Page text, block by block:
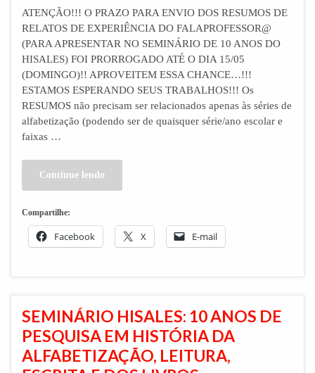
ATENÇÃO!!! O PRAZO PARA ENVIO DOS RESUMOS DE
RELATOS DE EXPERIÊNCIA DO FALAPROFESSOR@
(PARA APRESENTAR NO SEMINÁRIO DE 10 ANOS DO
HISALES) FOI PRORROGADO ATÉ O DIA 15/05
(DOMINGO)!! APROVEITEM ESSA CHANCE…!!!
ESTAMOS ESPERANDO SEUS TRABALHOS!!! Os
RESUMOS não precisam ser relacionados apenas às séries de
alfabetização (podendo ser de quaisquer série/ano escolar e
faixas …
Continue lendo
Compartilhe:
Facebook X E-mail
SEMINÁRIO HISALES: 10 ANOS DE
PESQUISA EM HISTÓRIA DA
ALFABETIZAÇÃO, LEITURA,